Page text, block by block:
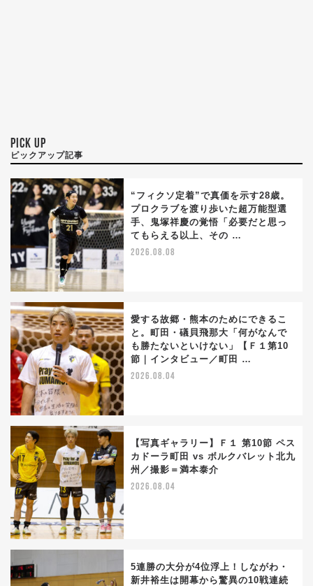
PICK UP
ピックアップ記事
“フィクソ定着”で真価を示す28歳。
プロクラブを渡り歩いた超万能型選
手、鬼塚祥慶の覚悟「必要だと思っ
てもらえる以上、その …
2026.08.08
愛する故郷・熊本のためにできるこ
と。町田・礒貝飛那大「何がなんで
も勝たないといけない」【Ｆ１第10
節｜インタビュー／町田 …
2026.08.04
【写真ギャラリー】Ｆ１ 第10節 ペス
カドーラ町田 vs ボルクバレット北九
州／撮影＝満本泰介
2026.08.04
5連勝の大分が4位浮上！しながわ・
新井裕生は開幕から驚異の10戦連続